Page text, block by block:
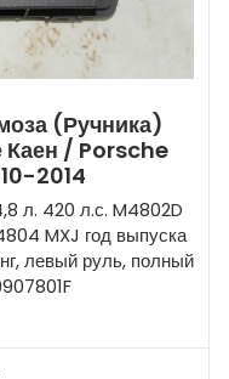
(ручника)
Каен / Porsche
2014
л. 420 л.с. M4802D
MXJ год выпуска
левый руль, полный